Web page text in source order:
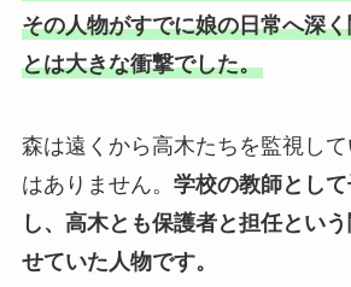
その人物がすでに娘の日常へ深
とは大きな衝撃でした。
森は遠くから高木たちを監視し
はありません。 学校の教師とし
し、高木とも保護者と担任とい
せていた人物です。